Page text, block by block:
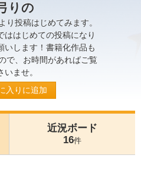
りの
り投稿はじめてみます。
ははじめての投稿になり
いします！書籍化作品も
で、お時間があればご覧
いませ。
入りに追加
近況ボード
16件